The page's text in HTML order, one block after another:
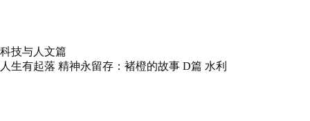
科技与人文篇
人生有起落 精神永留存：褚橙的故事 D篇 水利